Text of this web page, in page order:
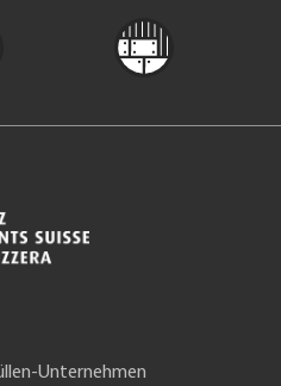
Unternehmen